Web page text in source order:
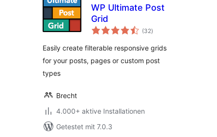
WP Ultimate Post
Grid
(32Bewertungen
insgesamt
)
Easily create filterable responsive grids
for your posts, pages or custom post
types
Brecht
4.000+ aktive Installationen
Getestet mit 7.0.3